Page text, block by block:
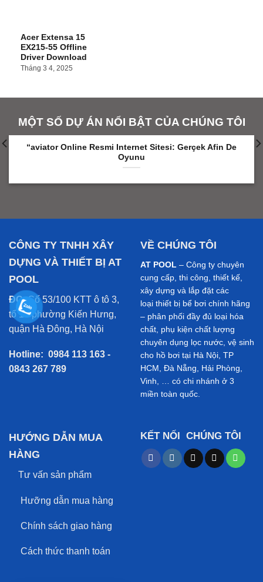
Acer Extensa 15
EX215-55 Offline
Driver Download
Tháng 3 4, 2025
MỘT SỐ DỰ ÁN NỔI BẬT CỦA CHÚNG TÔI
“aviator Online Resmi Internet Sitesi: Gerçek Afin De
Oyunu
CÔNG TY TNHH XÂY
DỰNG VÀ THIẾT BỊ AT
POOL
ĐC:Số 53/100 KTT ô tô 3,
tổ 14 phường Kiến Hưng,
quận Hà Đông, Hà Nội
Hotline: 0984 113 163 -
0843 267 789
VỀ CHÚNG TÔI
AT POOL – Công ty chuyên
cung cấp, thi công, thiết kế,
xây dựng và lắp đặt các
loại thiết bị bể bơi chính hãng
– phân phối đầy đủ loại hóa
chất, phụ kiện chất lượng
chuyên dụng lọc nước, vệ sinh
cho hồ bơi tại Hà Nội, TP
HCM, Đà Nẵng, Hải Phòng,
Vinh, … có chi nhánh ở 3
miền toàn quốc.
HƯỚNG DẪN MUA
HÀNG
Tư vấn sản phẩm
Hưỡng dẫn mua hàng
Chính sách giao hàng
Cách thức thanh toán
KẾT NỐI CHÚNG TÔI